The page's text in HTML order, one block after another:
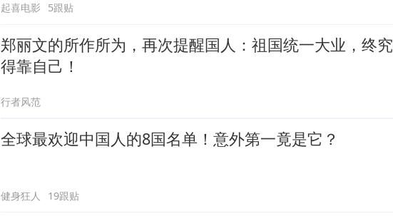
起喜电影 5跟贴
郑丽文的所作所为，再次提醒国人：祖国统一大业，终究
得靠自己！
行者风范
全球最欢迎中国人的8国名单！意外第一竟是它？
健身狂人 19跟贴